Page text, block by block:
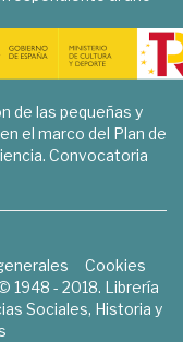
de las pequeñas y
el marco del Plan de
Convocatoria
Cookies
1948 - 2018. Librería
Sociales, Historia y